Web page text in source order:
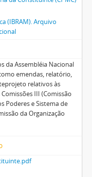
(IBRAM). Arquivo
da Assembléia Nacional
emendas, relatório,
relativos às
III (Comissão
Poderes e Sistema de
da Organização